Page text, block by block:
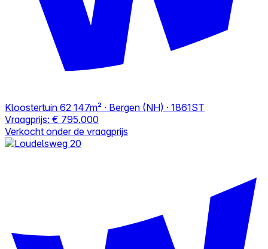
Kloostertuin 62 147m² · Bergen (NH) · 1861ST
Vraagprijs: € 795.000
Verkocht onder de vraagprijs